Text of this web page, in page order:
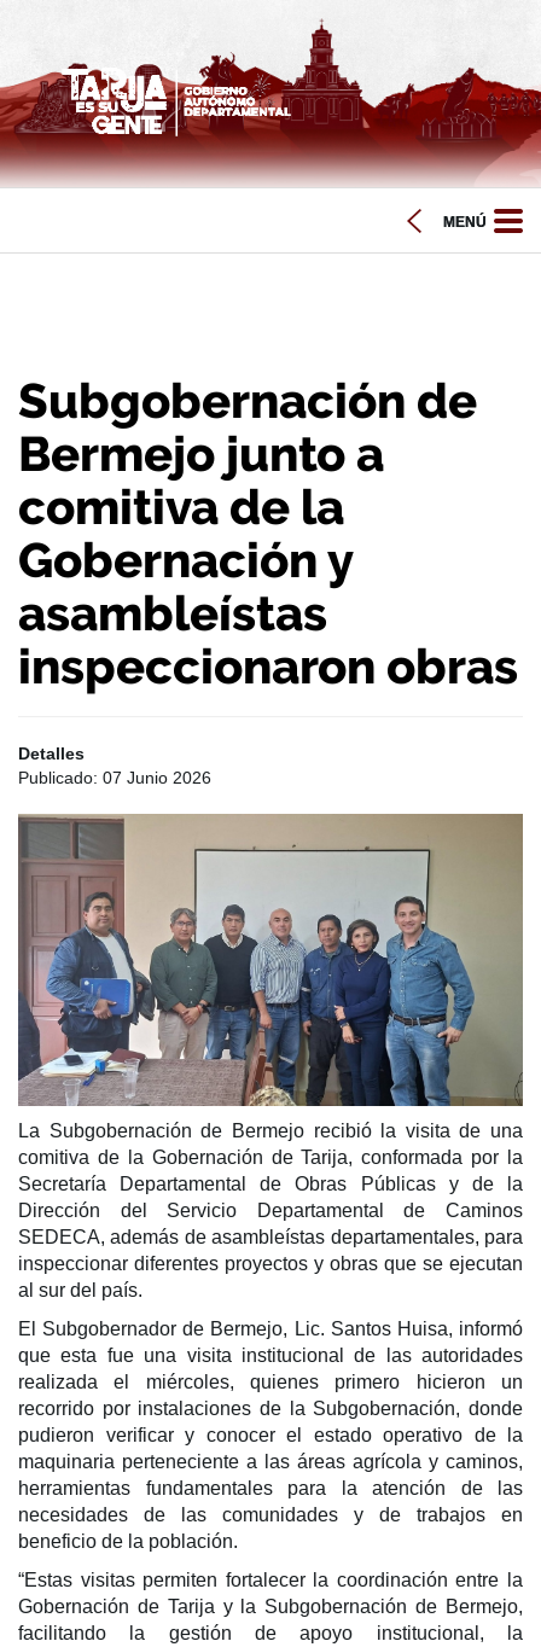
Subgobernación de
Bermejo junto a
comitiva de la
Gobernación y
asambleístas
inspeccionaron obras
Detalles
Publicado: 07 Junio 2026
La Subgobernación de Bermejo recibió la visita de una
comitiva de la Gobernación de Tarija, conformada por la
Secretaría Departamental de Obras Públicas y de la
Dirección del Servicio Departamental de Caminos
SEDECA, además de asambleístas departamentales, para
inspeccionar diferentes proyectos y obras que se ejecutan
al sur del país.
El Subgobernador de Bermejo, Lic. Santos Huisa, informó
que esta fue una visita institucional de las autoridades
realizada el miércoles, quienes primero hicieron un
recorrido por instalaciones de la Subgobernación, donde
pudieron verificar y conocer el estado operativo de la
maquinaria perteneciente a las áreas agrícola y caminos,
herramientas fundamentales para la atención de las
necesidades de las comunidades y de trabajos en
beneficio de la población.
“Estas visitas permiten fortalecer la coordinación entre la
Gobernación de Tarija y la Subgobernación de Bermejo,
facilitando la gestión de apoyo institucional, la